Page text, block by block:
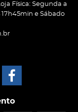
Física: Segunda a
17h45min e Sábado